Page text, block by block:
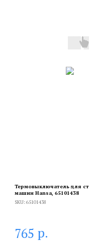
Термовыключатель для
машин Hansa, 65101438
SKU:65101438
765 р.